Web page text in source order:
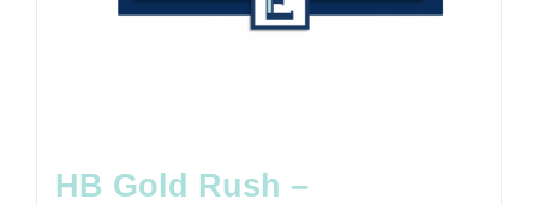
HB Gold Rush –